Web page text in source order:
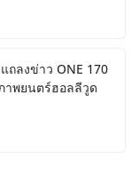
ลงข่าว ONE 170
าพยนตร์ฮอลลีวูด